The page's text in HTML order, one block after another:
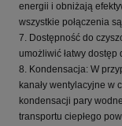
energii i obniżają
wszystkie połączenia
7. Dostępność do
umożliwić łatwy
8. Kondensacja: W
kanały wentylacyjne w
kondensacji pary
transportu ciepłego